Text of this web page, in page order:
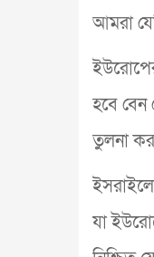
আমরা
হবে বেন
তুলনা
যা